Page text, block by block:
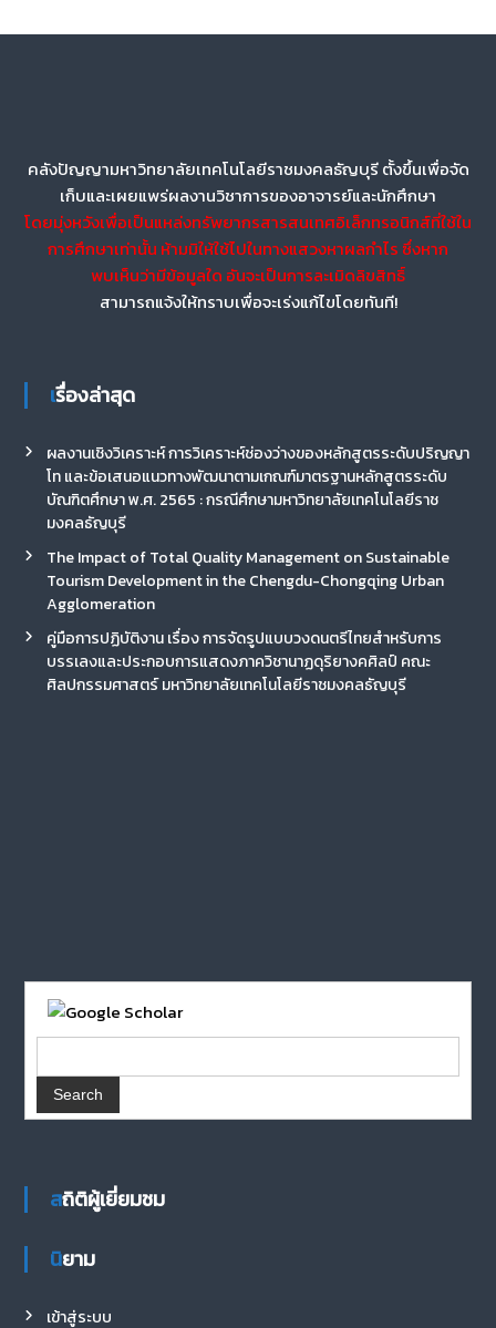
คลังปัญญามหาวิทยาลัยเทคโนโลยีราชมงคลธัญบุรี ตั้งขึ้นเพื่อจัด
เก็บและเผยแพร่ผลงานวิชาการของอาจารย์และนักศึกษา
โดยมุ่งหวังเพื่อเป็นแหล่งทรัพยากรสารสนเทศอิเล็กทรอนิกส์ที่ใช้ใน
การศึกษาเท่านั้น ห้ามมิให้ใช้ไปในทางแสวงหาผลกำไร ซึ่งหาก
พบเห็นว่ามีข้อมูลใด อันจะเป็นการละเมิดลิขสิทธิ์
สามารถแจ้งให้ทราบเพื่อจะเร่งแก้ไขโดยทันที!
เรื่องล่าสุด
ผลงานเชิงวิเคราะห์ การวิเคราะห์ช่องว่างของหลักสูตรระดับปริญญา
โท และข้อเสนอแนวทางพัฒนาตามเกณฑ์มาตรฐานหลักสูตรระดับ
บัณฑิตศึกษา พ.ศ. 2565 : กรณีศึกษามหาวิทยาลัยเทคโนโลยีราช
มงคลธัญบุรี
The Impact of Total Quality Management on Sustainable
Tourism Development in the Chengdu-Chongqing Urban
Agglomeration
คู่มือการปฏิบัติงาน เรื่อง การจัดรูปแบบวงดนตรีไทยสำหรับการ
บรรเลงและประกอบการแสดงภาควิชานาฏดุริยางคศิลป์ คณะ
ศิลปกรรมศาสตร์ มหาวิทยาลัยเทคโนโลยีราชมงคลธัญบุรี
สถิติผู้เยี่ยมชม
นิยาม
เข้าสู่ระบบ